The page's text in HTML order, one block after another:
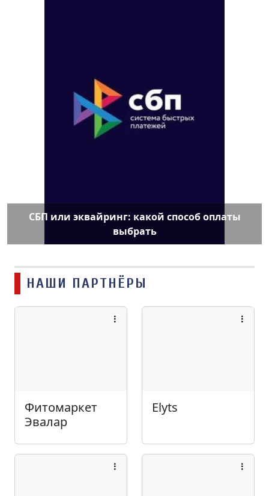
СБП или эквайринг: какой способ оплаты
выбрать
НАШИ ПАРТНЁРЫ
Фитомаркет
Эвалар
Elyts